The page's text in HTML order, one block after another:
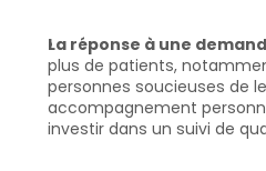
La réponse à une
plus de patients,
personnes soucieuses de
accompagnement
investir dans un suivi de